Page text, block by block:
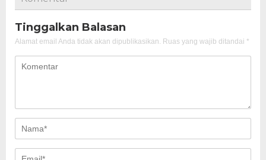
Tinggalkan Balasan
Alamat email Anda tidak akan dipublikasikan. Ruas yang wajib ditandai *